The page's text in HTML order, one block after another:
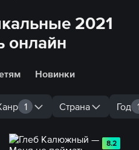
2021
онлайн
Новинки
1 Страна Год
8.2